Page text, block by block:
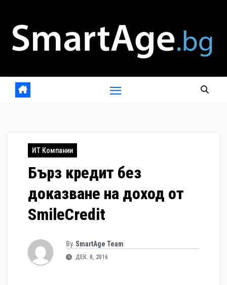
content
ИТ Компании
Бърз кредит без
доказване на доход от
SmileCredit
By SmartAge Team
ДЕК. 8, 2016